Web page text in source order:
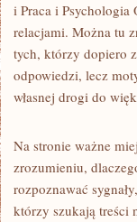
i Praca i
relacjami. Można tu
tych, którzy dopiero
odpowiedzi, lecz
własnej drogi do
Na stronie ważne
zrozumieniu,
rozpoznawać
którzy szukają treści